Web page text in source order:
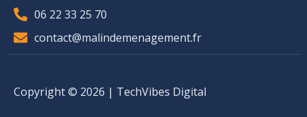
06 22 33 25 70
contact@malindemenagement.fr
Copyright © 2026 | TechVibes Digital